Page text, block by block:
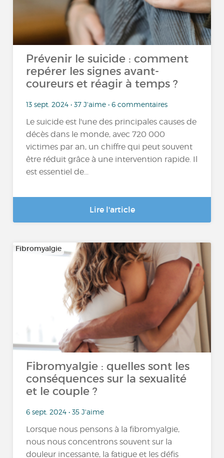
Prévenir le suicide : comment
repérer les signes avant-
coureurs et réagir à temps ?
13 sept. 2024 • 37 J'aime • 6 commentaires
Le suicide est l'une des principales causes de
décès dans le monde, avec 720 000
victimes par an, un chiffre qui peut souvent
être réduit grâce à une intervention rapide. Il
est essentiel de...
Lire l'article
Fibromyalgie
Fibromyalgie : quelles sont les
conséquences sur la sexualité
et le couple ?
6 sept. 2024 • 35 J'aime
Lorsque nous pensons à la fibromyalgie,
nous nous concentrons souvent sur la
douleur incessante, la fatigue et les défis